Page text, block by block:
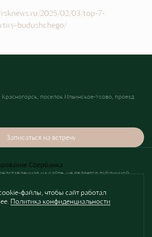
2025/02/03/top-7-
budushchego/
Красногорск, поселок Ильинское-Усово, проезд
Записаться на встречу
Сбербанка
на сайте, не является публичной
«ЖК ЯРКИЙ. РИГА», ОГРН 1215000064663, вправе
в соответствии с законодательством.
сайте
файлы, чтобы сайт работал
Политика конфиденциальности